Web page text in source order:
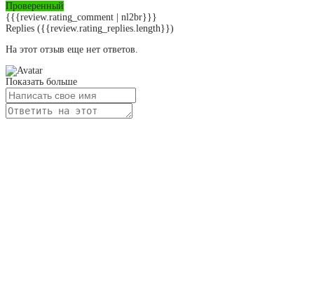
Проверенный
{{{review.rating_comment | nl2br}}}
Replies ({{review.rating_replies.length}})
На этот отзыв еще нет ответов.
Показать больше